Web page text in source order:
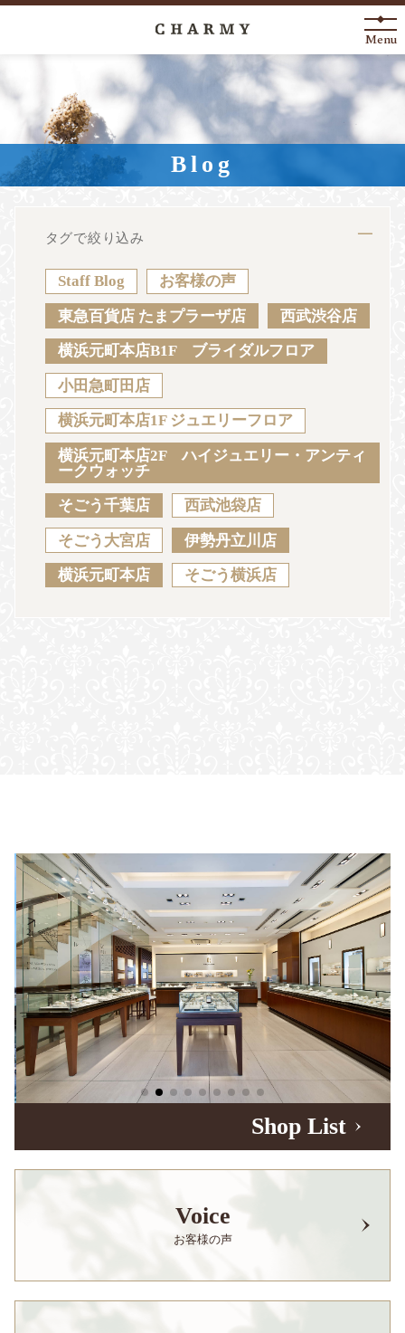
New Arrival
About
Engagement Ring
Anniversary
News Blog
Sustainability Voice Catalog
JA EN CH KO
Menu
Blog
タグで絞り込み
Staff Blog お客様の声
東急百貨店 たまプラーザ店 西武渋谷店
横浜元町本店B1F ブライダルフロア
小田急町田店
横浜元町本店1F ジュエリーフロア
横浜元町本店2F ハイジュエリー・アンティ
ークウォッチ
そごう千葉店 西武池袋店
そごう大宮店 伊勢丹立川店
横浜元町本店 そごう横浜店
Shop List
Voice
お客様の声